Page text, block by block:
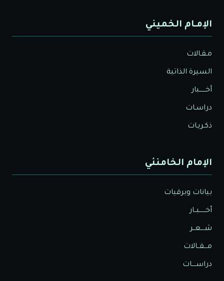
الإمـام الخميني
مـقـالات
السيرة الذاتية
أخــــــبار
دراسـات
ذكـريـات
الإمام الخامنئي
بيانات وبرقيات
أخــــــبــار
شــــعــر
مـــقــالات
دراســــات